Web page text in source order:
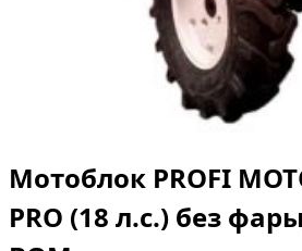
Мотоблок PROFI
PRO (18 л.с.) без